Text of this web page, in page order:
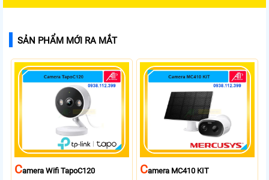
SẢN PHẨM MỚI RA MẮT
CAmera Wifi TapoC120 CAmera MC410 KIT